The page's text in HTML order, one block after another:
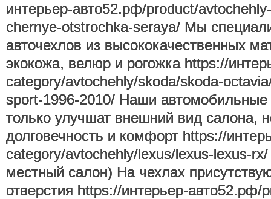
интерьер-авто52.рф/product/
chernye-otstrochka-seraya/ Мы
авточехлов из высококачественных
экокожа, велюр и рогожка https://
category/avtochehly/skoda/skoda-
sport-1996-2010/ Наши автомобильные
только улучшат внешний вид салона,
долговечность и комфорт https://
category/avtochehly/lexus/lexus-lexus-
местный салон) На чехлах
отверстия https://интерьер-авто52.рф/